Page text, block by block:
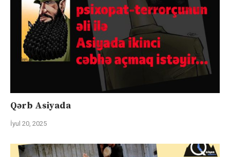
Qərb Asiyada
İyul 20, 2025